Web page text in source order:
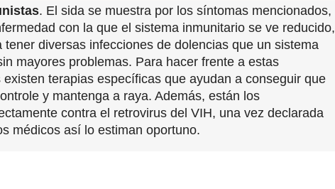
. El sida se muestra por los síntomas mencionados,
con la que el sistema inmunitario se ve reducido,
diversas infecciones de dolencias que un sistema
mayores problemas. Para hacer frente a estas
terapias específicas que ayudan a conseguir que
y mantenga a raya. Además, están los
contra el retrovirus del VIH, una vez declarada
médicos así lo estiman oportuno.